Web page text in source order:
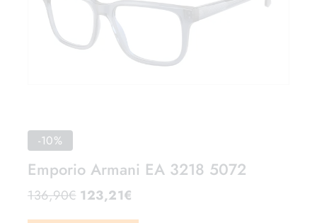
-10%
Emporio Armani EA 3218 5072
136,90€ 123,21€